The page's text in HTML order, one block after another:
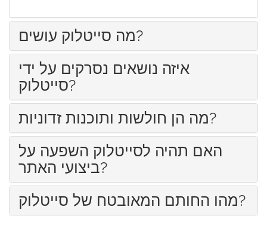
מה סייטלוק עושים?
איזה נושאים נסרקים על ידי
סייטלוק?
מה הן חולשות ותוכנות זדוניות?
האם תהיה לסייטלוק השפעה על
ביצועי האתר?
מהו החותם המאובטח של סייטלוק?